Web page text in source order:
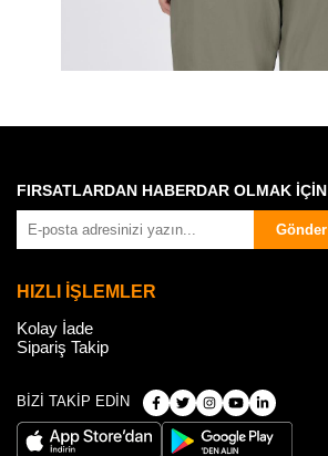
FIRSATLARDAN HABERDAR OLMAK İÇİN
Gönder
HIZLI İŞLEMLER
Kolay İade
Sipariş Takip
BİZİ TAKİP EDİN